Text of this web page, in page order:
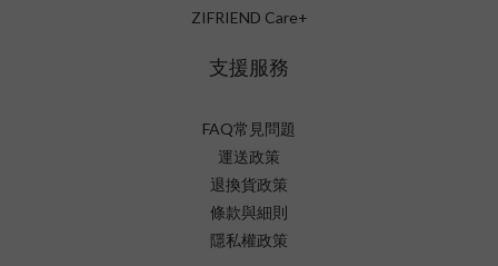
ZIFRIEND Care+
支援服務
FAQ常見問題
運送政策
退換貨政策
條款與細則
隱私權政策